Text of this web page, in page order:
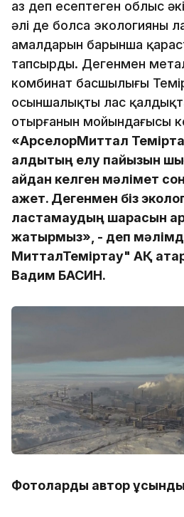
аз деп есептеген облыс
әлі де болса экологияны
амалдарын барынша
тапсырды. Дегенмен
комбинат басшылығы
осыншалықты лас
отырғанын мойындағысы
«АрселорМиттал
қалдықтың елу пайызын
қайдан келген мәлімет
қажет. Дегенмен біз
ластамаудың шарасын
жатырмыз», - деп
МитталТеміртау" АҚ
Вадим БАСИН.
Фотоларды автор